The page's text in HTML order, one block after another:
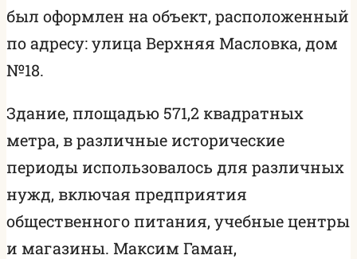
был оформлен на объект, расположенный
по адресу: улица Верхняя Масловка, дом
№18.
Здание, площадью 571,2 квадратных
метра, в различные исторические
периоды использовалось для различных
нужд, включая предприятия
общественного питания, учебные центры
и магазины. Максим Гаман,